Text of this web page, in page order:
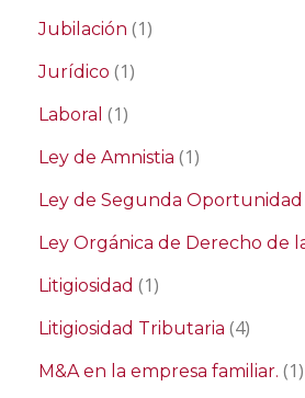
Jubilación (1)
Jurídico (1)
Laboral (1)
Ley de Amnistia (1)
Ley de Segunda Oportunidad
Ley Orgánica de Derecho de
Litigiosidad (1)
Litigiosidad Tributaria (4)
M&A en la empresa familiar. (1)